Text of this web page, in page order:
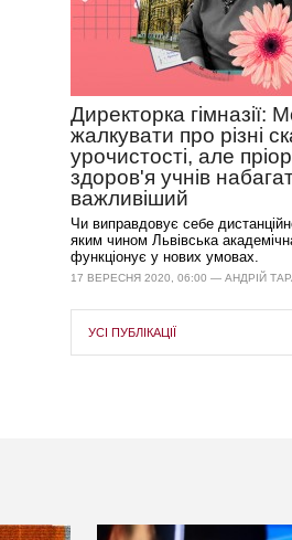
Директорка гімназії:
жалкувати про різні
урочистості, але
здоров'я учнів
важливіший
Чи виправдовує себе
яким чином Львівська
функціонує у нових умовах.
17 ВЕРЕСНЯ 2020, 06:00 — АНДРІЙ
УСІ ПУБЛІКАЦІЇ